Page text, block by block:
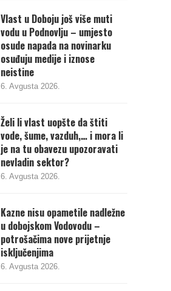
Vlast u Doboju još više muti
vodu u Podnovlju – umjesto
osude napada na novinarku
osuđuju medije i iznose
neistine
6. Avgusta 2026.
Želi li vlast uopšte da štiti
vode, šume, vazduh,… i mora li
je na tu obavezu upozoravati
nevladin sektor?
6. Avgusta 2026.
Kazne nisu opametile nadležne
u dobojskom Vodovodu –
potrošačima nove prijetnje
isključenjima
6. Avgusta 2026.